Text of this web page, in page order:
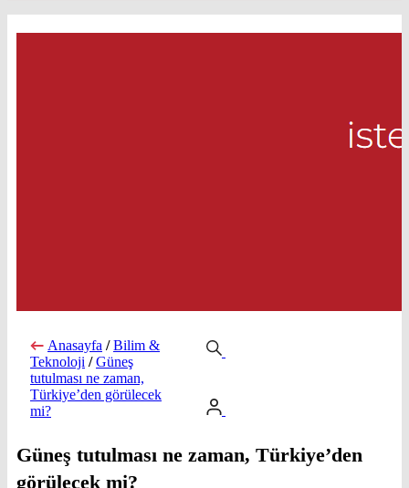
Anasayfa / Bilim &
Teknoloji / Güneş
tutulması ne zaman,
Türkiye’den görülecek
mi?
Güneş tutulması ne zaman, Türkiye’den
görülecek mi?